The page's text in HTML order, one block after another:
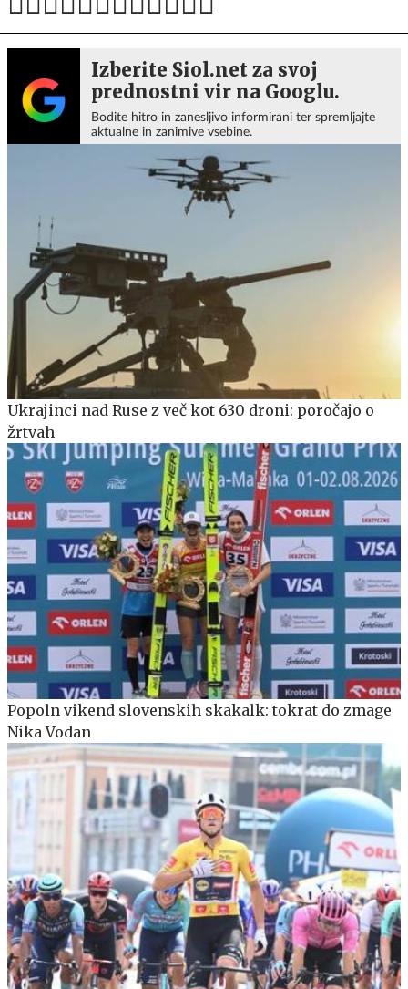
Izberite Siol.net za svoj
prednostni vir na Googlu.
Bodite hitro in zanesljivo informirani ter spremljajte
aktualne in zanimive vsebine.
Ukrajinci nad Ruse z več kot 630 droni: poročajo o
žrtvah
Popoln vikend slovenskih skakalk: tokrat do zmage
Nika Vodan